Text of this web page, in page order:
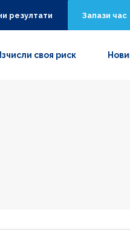
резултати Запази час
своя риск